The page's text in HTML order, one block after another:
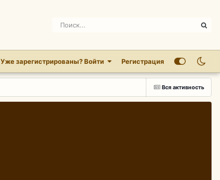
Уже зарегистрированы? Войти Регистрация
Вся активность